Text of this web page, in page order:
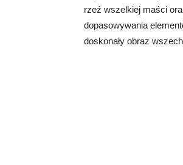
rzeź wszelkiej maści
dopasowywania
doskonały obraz